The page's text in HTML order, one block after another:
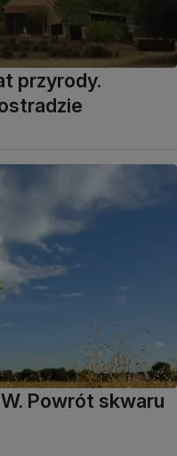
przyrody.
Powrót skwaru